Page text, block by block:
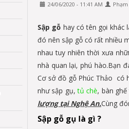
24/06/2020 - 11:41 AM
Sập gỗ hay có tên gọi khác
đó nên sập gỗ có rất nhiều
nhau tuy nhiên thời xưa
nhà quan lại, phú hào.Bạn
Cơ sở đồ gỗ Phúc Thảo có
như sập gụ,tủ chè, bàn
lượng tại Nghệ An.Cùng
Sập gỗ gụ là gì ?